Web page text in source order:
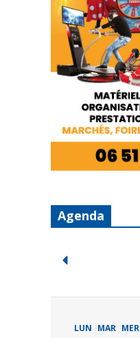
Agenda
LUN MAR MER